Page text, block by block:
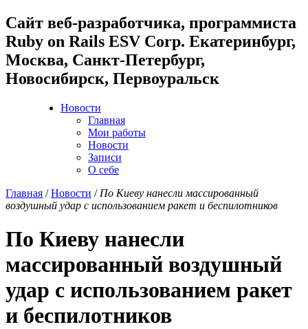
Cайт веб-разработчика, программиста
Ruby on Rails ESV Corp. Екатеринбург,
Москва, Санкт-Петербург,
Новосибирск, Первоуральск
Новости
Главная
Мои работы
Новости
Записи
О себе
Главная /Новости / По Киеву нанесли массированный
воздушный удар с использованием ракет и беспилотников
По Киеву нанесли
массированный воздушный
удар с использованием ракет
и беспилотников